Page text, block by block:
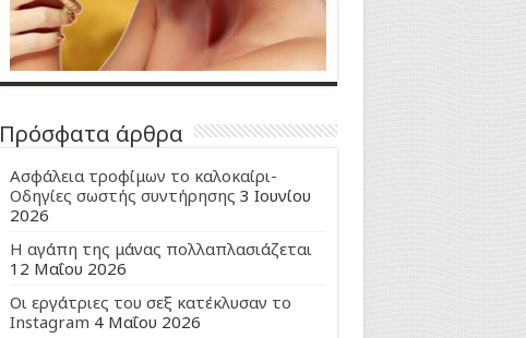
Πρόσφατα άρθρα
Ασφάλεια τροφίμων το καλοκαίρι-
Οδηγίες σωστής συντήρησης 3 Ιουνίου
2026
Η αγάπη της μάνας πολλαπλασιάζεται
12 Μαΐου 2026
Οι εργάτριες του σεξ κατέκλυσαν το
Instagram 4 Μαΐου 2026